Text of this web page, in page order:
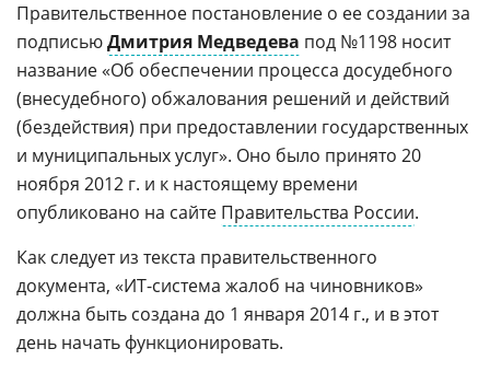
Правительственное постановление о ее создании за
подписьюДмитрия Медведева под №1198 носит
название «Об обеспечении процесса досудебного
(внесудебного) обжалования решений и действий
(бездействия) при предоставлении государственных
и муниципальных услуг». Оно было принято 20
ноября 2012 г. и к настоящему времени
опубликовано на сайте Правительства России.
Как следует из текста правительственного
документа, «ИТ-система жалоб на чиновников»
должна быть создана до 1 января 2014 г., и в этот
день начать функционировать.